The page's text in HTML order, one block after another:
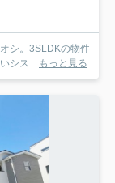
シ。3SLDKの物件
シス... もっと見る